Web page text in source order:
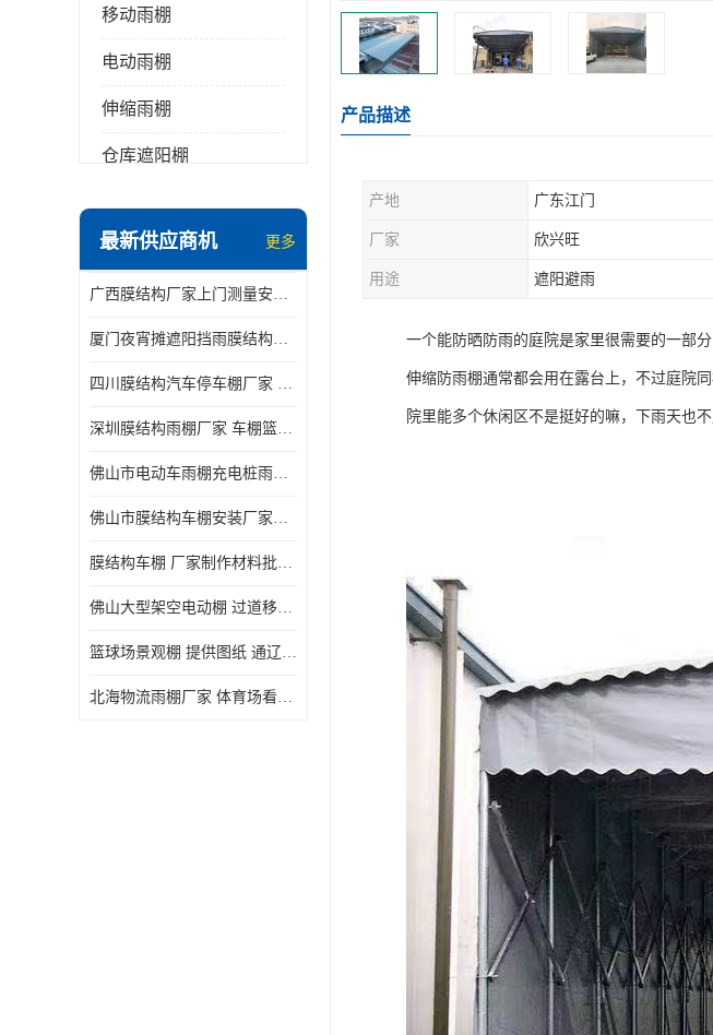
移动雨棚
电动雨棚
伸缩雨棚
仓库遮阳棚
电动推拉雨棚
膜结构停景观棚
最新供应商机 更多
广西膜结构厂家上门测量安装发货，厂家发货没有差价
厦门夜宵摊遮阳挡雨膜结构雨棚设计 上门测量 款式多
四川膜结构汽车停车棚厂家 款式多 提供报价
深圳膜结构雨棚厂家 车棚篮球场体育看台 规格多样
佛山市电动车雨棚充电桩雨棚小区电动车棚
佛山市膜结构车棚安装厂家发货安装
膜结构车棚 厂家制作材料批发安装一体式工厂
佛山大型架空电动棚 过道移动雨蓬 屋轨道悬空棚免费测量
篮球场景观棚 提供图纸 通辽膜结构厂家
北海物流雨棚厂家 体育场看台雨棚 价格优惠
产品描述
产地 广东江门
厂家 欣兴旺
用途 遮阳避雨
一个能防晒防雨的庭院是家里很需要的一部
伸缩防雨棚通常都会用在露台上，不过庭院
院里能多个休闲区不是挺好的嘛，下雨天也不